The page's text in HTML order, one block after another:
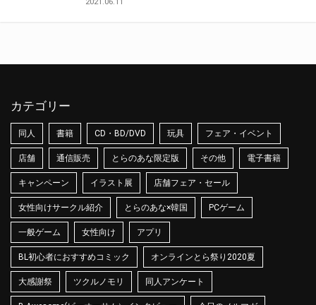
2021.06.11
カテゴリー
同人 書籍 CD・BD/DVD 玩具 フェア・イベント
店舗 通信販売 とらのあな限定版 その他 電子書籍
キャンペーン イラスト展 店舗フェア・セール
女性向けサークル紹介 とらのあな×韓国 PCゲーム
一般ゲーム 女性向け アプリ
BL初心者におすすめコミック オンラインとら祭り2020夏
大感謝祭 ツクルノモリ 同人アンケート